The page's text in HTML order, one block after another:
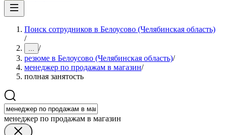
Поиск сотрудников в Белоусово (Челябинская область)
/
... /
резюме в Белоусово (Челябинская область)/
менеджер по продажам в магазин/
полная занятость
менеджер по продажам в магазин